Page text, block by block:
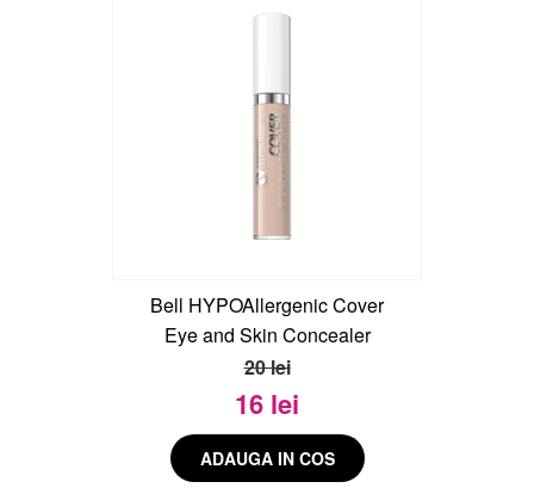
Bell HYPOAllergenic Cover
Eye and Skin Concealer
20 lei
16 lei